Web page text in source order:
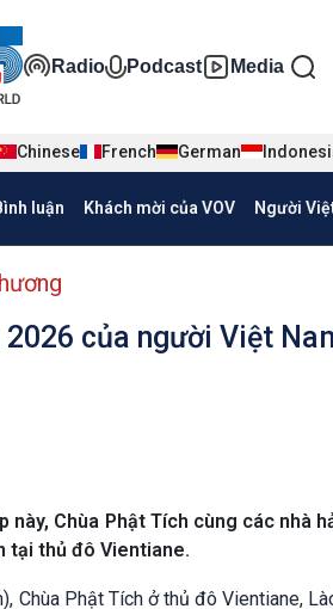
Đa phương tiện
Radio Podcast Media
Chinese French German
luận Khách mời của VOV Người
của người Việt
này, Chùa Phật Tích cùng các
tại thủ đô Vientiane.
Chùa Phật Tích ở thủ đô Vientiane,